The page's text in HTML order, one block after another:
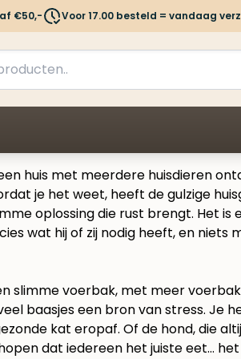
€50,- Voor 17.00 besteld = vandaag
huis met meerdere huisdieren
je het weet, heeft de gulzige
oplossing die rust brengt. Het
wat hij of zij nodig heeft, en niets
baasjes een bron van stress.
kat eropaf. Of de hond, die
dat iedereen het juiste eet…